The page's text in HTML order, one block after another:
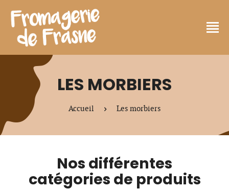
LES MORBIERS
Accueil Les morbiers
Nos différentes
catégories de produits